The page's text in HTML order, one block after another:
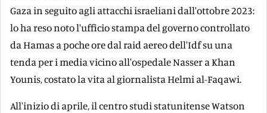
Gaza in seguito agli attacchi israeliani dall'ottobre 2023:
lo ha reso noto l'ufficio stampa del governo controllato
da Hamas a poche ore dal raid aereo dell'Idf su una
tenda per i media vicino all'ospedale Nasser a Khan
Younis, costato la vita al giornalista Helmi al-Faqawi.
All'inizio di aprile, il centro studi statunitense Watson